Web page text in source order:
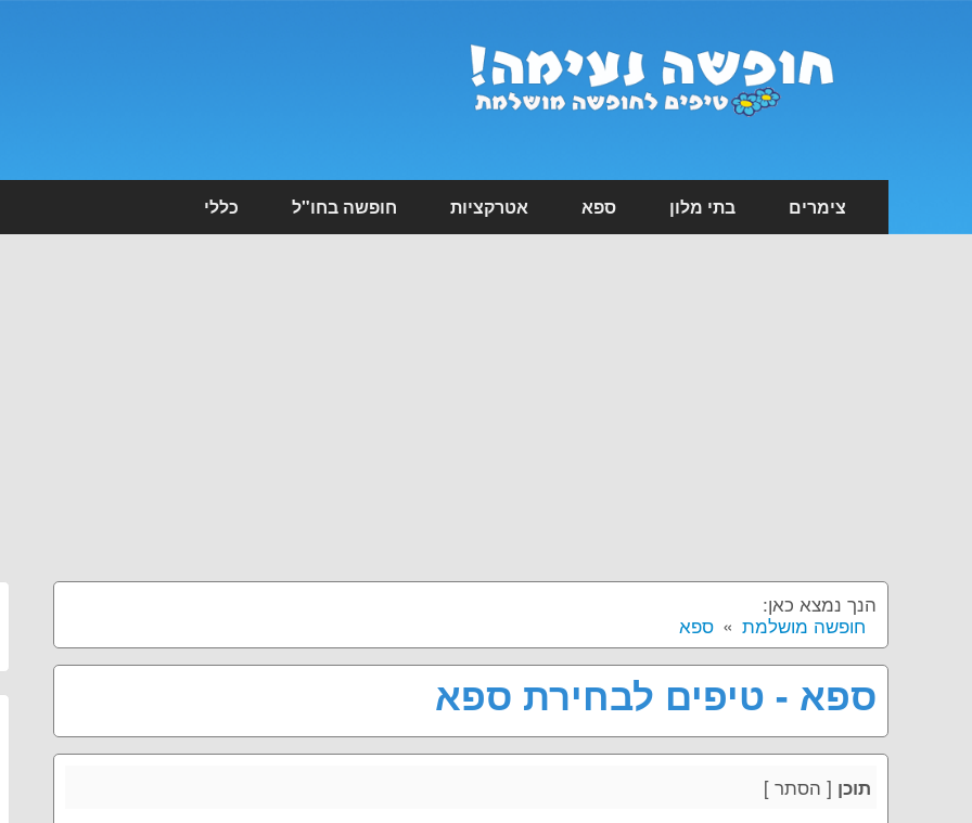
צימרים בתי מלון ספא אטרקציות חופשה בחו"ל כללי
הנך נמצא כאן:
חופשה מושלמת
ספא
ספא - טיפים לבחירת ספא
תוכן [ הסתר ]